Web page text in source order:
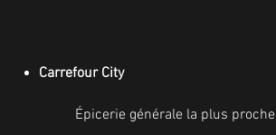
Carrefour City
Épicerie générale la plus